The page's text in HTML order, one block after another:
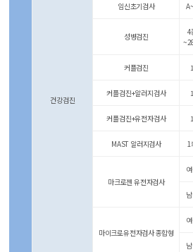
건강검진
임신초기검사
성병검진
4
커플검진 1
커플검진+알러지검사 1
커플검진+유전자검사 1
MAST 알러지검사 1
마크로젠 유전자검사
마이크로유전자검사 종합형